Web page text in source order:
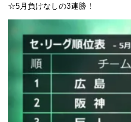
☆5月負けなしの3連勝！